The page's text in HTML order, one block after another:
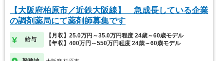
【大阪府柏原市／近鉄大阪線】 急成長している企業
の調剤薬局にて薬剤師募集です
給与
【月収】25.0万円～35.0万円程度 24歳～60歳モデル
【年収】400万円～550万円程度 24歳～60歳モデル